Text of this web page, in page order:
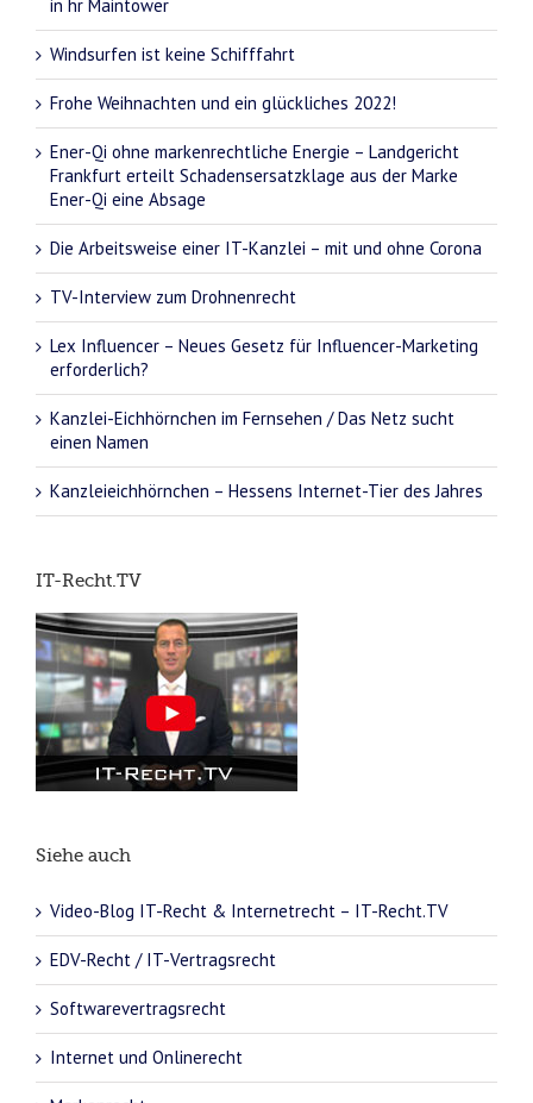
in hr Maintower
Windsurfen ist keine Schifffahrt
Frohe Weihnachten und ein glückliches 2022!
Ener-Qi ohne markenrechtliche Energie – Landgericht
Frankfurt erteilt Schadensersatzklage aus der Marke
Ener-Qi eine Absage
Die Arbeitsweise einer IT-Kanzlei – mit und ohne Corona
TV-Interview zum Drohnenrecht
Lex Influencer – Neues Gesetz für Influencer-Marketing
erforderlich?
Kanzlei-Eichhörnchen im Fernsehen / Das Netz sucht
einen Namen
Kanzleieichhörnchen – Hessens Internet-Tier des Jahres
IT-Recht.TV
Siehe auch
Video-Blog IT-Recht & Internetrecht – IT-Recht.TV
EDV-Recht / IT-Vertragsrecht
Softwarevertragsrecht
Internet und Onlinerecht